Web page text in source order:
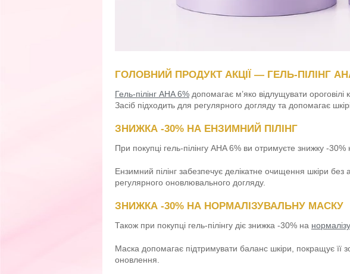
ГОЛОВНИЙ ПРОДУКТ АКЦІЇ — ГЕЛЬ-ПІЛІНГ
Гель-пілінг AHA 6% допомагає м’яко відлущувати
Засіб підходить для регулярного догляду та допомагає
ЗНИЖКА -30% НА ЕНЗИМНИЙ ПІЛІНГ
При покупці гель-пілінгу AHA 6% ви отримуєте знижку -30%
Ензимний пілінг забезпечує делікатне очищення шкіри без
регулярного оновлювального догляду.
ЗНИЖКА -30% НА НОРМАЛІЗУВАЛЬНУ МАСКУ
Також при покупці гель-пілінгу діє знижка -30% на
Маска допомагає підтримувати баланс шкіри, покращує її
оновлення.